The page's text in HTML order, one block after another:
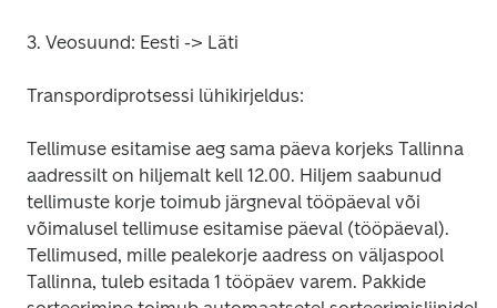
3. Veosuund: Eesti -> Läti
Transpordiprotsessi lühikirjeldus:
Tellimuse esitamise aeg sama päeva korjeks Tallinna
aadressilt on hiljemalt kell 12.00. Hiljem saabunud
tellimuste korje toimub järgneval tööpäeval või
võimalusel tellimuse esitamise päeval (tööpäeval).
Tellimused, mille pealekorje aadress on väljaspool
Tallinna, tuleb esitada 1 tööpäev varem. Pakkide